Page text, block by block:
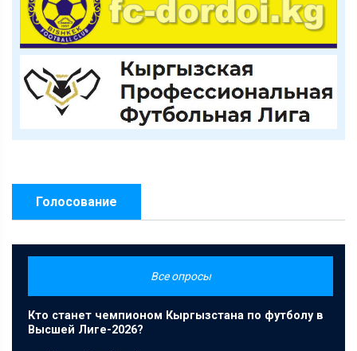
Голосование
Все опросы
Кто станет чемпионом Кыргызстана по футболу в
Высшей Лиге-2026?